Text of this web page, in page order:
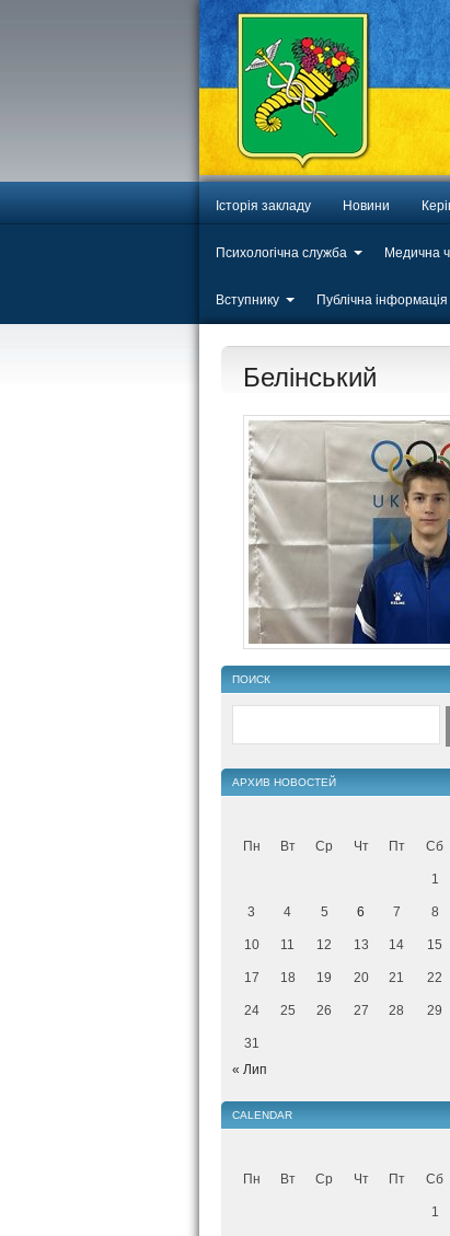
Історія закладу Новини
Психологічна служба Медична
Вступнику Публічна інформація
Белінський
ПОИСК
АРХИВ НОВОСТЕЙ
Пн Вт Ср Чт Пт Сб
1
3 4 5 6 7 8
10 11 12 13 14 15
17 18 19 20 21 22
24 25 26 27 28 29
31
« Лип
CALENDAR
Пн Вт Ср Чт Пт Сб
1